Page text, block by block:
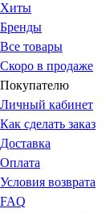
Хиты
Бренды
Все товары
Скоро в продаже
Покупателю
Личный кабинет
Как сделать заказ
Доставка
Оплата
Условия возврата
FAQ